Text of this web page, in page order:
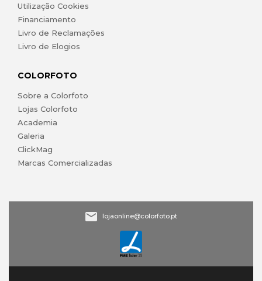
Utilização Cookies
Financiamento
Livro de Reclamações
Livro de Elogios
COLORFOTO
Sobre a Colorfoto
Lojas Colorfoto
Academia
Galeria
ClickMag
Marcas Comercializadas
lojaonline@colorfoto.pt